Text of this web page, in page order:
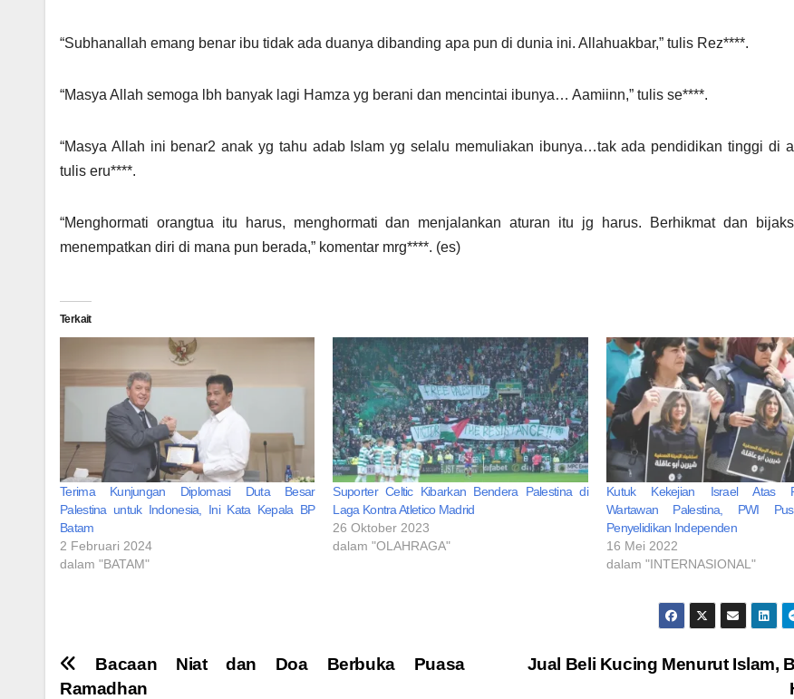
“Subhanallah emang benar ibu tidak ada duanya dibanding apa pun di dunia ini. Allahuakbar,” tulis Rez****.
“Masya Allah semoga lbh banyak lagi Hamza yg berani dan mencintai ibunya… Aamiinn,” tulis se****.
“Masya Allah ini benar2 anak yg tahu adab Islam yg selalu memuliakan ibunya…tak ada pendidikan tinggi di
tulis eru****.
“Menghormati orangtua itu harus, menghormati dan menjalankan aturan itu jg harus. Berhikmat dan
menempatkan diri di mana pun berada,” komentar mrg****. (es)
Terkait
Terima Kunjungan Diplomasi Duta Besar
Palestina untuk Indonesia, Ini Kata Kepala BP
Batam
2 Februari 2024
dalam "BATAM"
Suporter Celtic Kibarkan Bendera Palestina di
Laga Kontra Atletico Madrid
26 Oktober 2023
dalam "OLAHRAGA"
Kutuk Kekejian Israel Atas
Wartawan Palestina, PWI
Penyelidikan Independen
16 Mei 2022
dalam "INTERNASIONAL"
Navigasi
Jual Beli Kucing Menurut Islam,
Bacaan Niat dan Doa Berbuka Puasa
Ramadhan